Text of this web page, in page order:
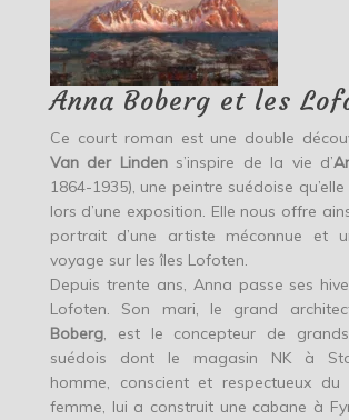
Anna Boberg et les
Ce court roman est une double
Van der Lindens’inspire de la vie d’
1864-1935), une peintre suédoise
lors d’une exposition. Elle nous offre
portrait d’une artiste méconnue et
voyage sur les îles Lofoten.
Depuis trente ans, Anna passe ses
Lofoten. Son mari, le grand
Boberg, est le concepteur de
suédois dont le magasin NK à
homme, conscient et respectueux
femme, lui a construit une cabane à